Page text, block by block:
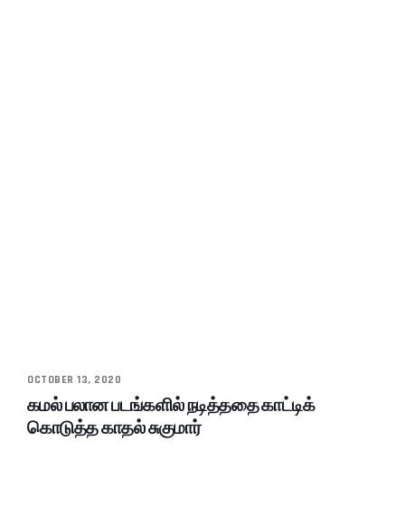
OCTOBER 13, 2020
கமல் பலான படங்களில் நடித்ததை காட்டிக்
கொடுத்த காதல் சுகுமார்